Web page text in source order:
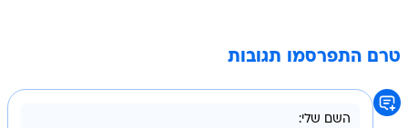
טרם התפרסמו תגובות